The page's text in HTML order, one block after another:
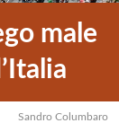
male
Sandro Columbaro